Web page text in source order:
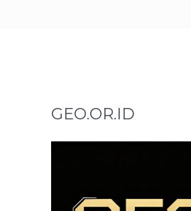
GEO.OR.ID